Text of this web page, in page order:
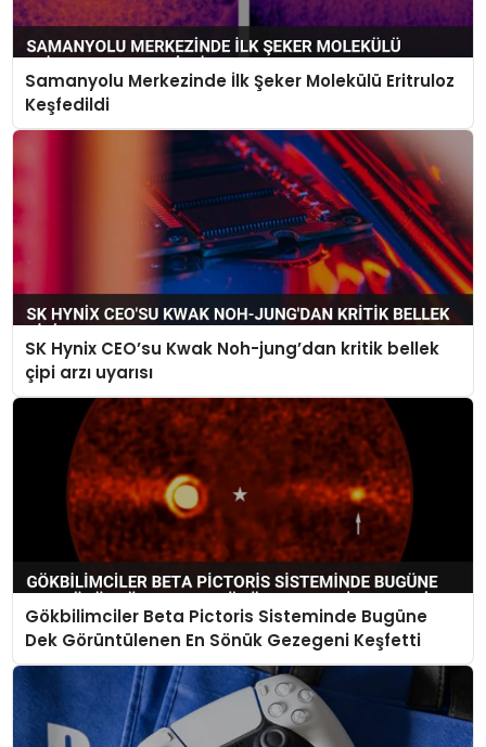
Samanyolu Merkezinde İlk Şeker Molekülü Eritruloz
Keşfedildi
SK Hynix CEO’su Kwak Noh-jung’dan kritik bellek
çipi arzı uyarısı
Gökbilimciler Beta Pictoris Sisteminde Bugüne
Dek Görüntülenen En Sönük Gezegeni Keşfetti